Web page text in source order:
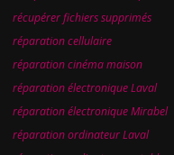
récupérer fichiers supprimés
réparation cellulaire
réparation cinéma maison
réparation électronique Laval
réparation électronique Mirabel
réparation ordinateur Laval